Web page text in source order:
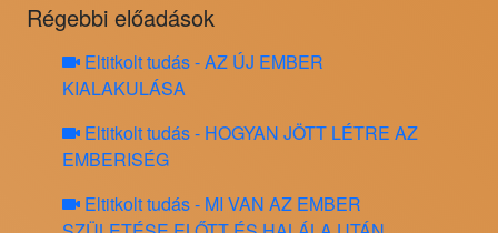
Régebbi előadások
Eltitkolt tudás - AZ ÚJ EMBER
KIALAKULÁSA
Eltitkolt tudás - HOGYAN JÖTT LÉTRE AZ
EMBERISÉG
Eltitkolt tudás - MI VAN AZ EMBER